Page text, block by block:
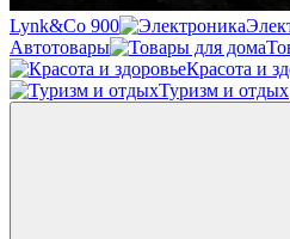
Lynk&Co 900
Автотовары
Красота и
Туризм и отдых